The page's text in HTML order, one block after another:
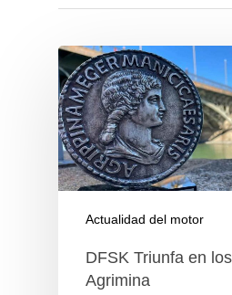
Actualidad del motor
DFSK Triunfa en
Agrimina